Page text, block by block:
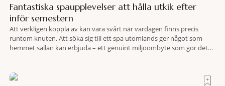
Fantastiska spaupplevelser att hålla utkik efter
inför semestern
Att verkligen koppla av kan vara svårt när vardagen finns precis
runtom knuten. Att söka sig till ett spa utomlands ger något som
hemmet sällan kan erbjuda – ett genuint miljöombyte som gör det